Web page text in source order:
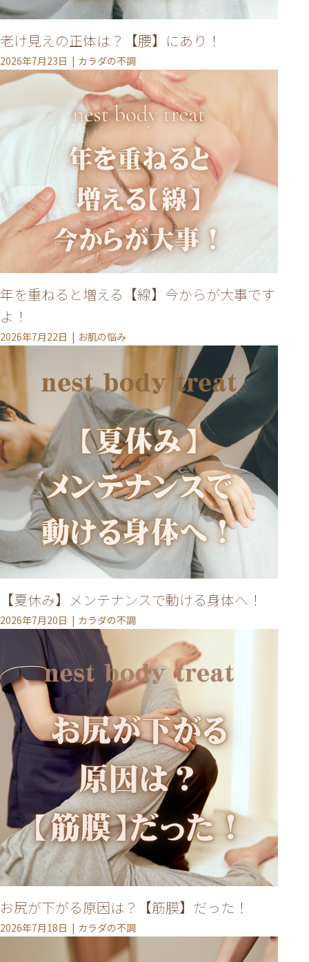
老け見えの正体は？【腰】にあり！
2026年7月23日 カラダの不調
年を重ねると増える【線】今からが大事です
よ！
2026年7月22日 お肌の悩み
【夏休み】メンテナンスで動ける身体へ！
2026年7月20日 カラダの不調
お尻が下がる原因は？【筋膜】だった！
2026年7月18日 カラダの不調